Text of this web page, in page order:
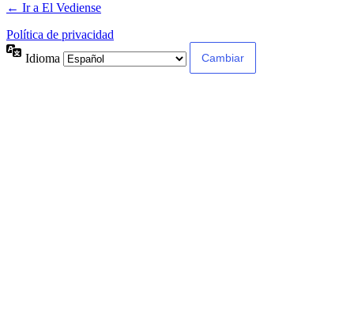
← Ir a El Vediense
Política de privacidad
Idioma